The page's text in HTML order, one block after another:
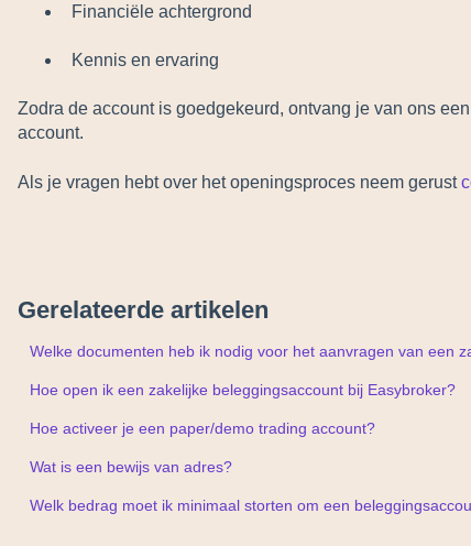
Financiële achtergrond
Kennis en ervaring
Zodra de account is goedgekeurd, ontvang je van ons
account.
Als je vragen hebt over het openingsproces neem gerust
Gerelateerde artikelen
Welke documenten heb ik nodig voor het aanvragen van een
Hoe open ik een zakelijke beleggingsaccount bij Easybroker?
Hoe activeer je een paper/demo trading account?
Wat is een bewijs van adres?
Welk bedrag moet ik minimaal storten om een